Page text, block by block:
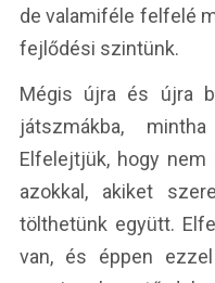
de valamiféle felfelé
fejlődési szintünk.
Mégis újra és újra
játszmákba,
Elfelejtjük, hogy
azokkal, akiket
tölthetünk együtt.
van, és éppen